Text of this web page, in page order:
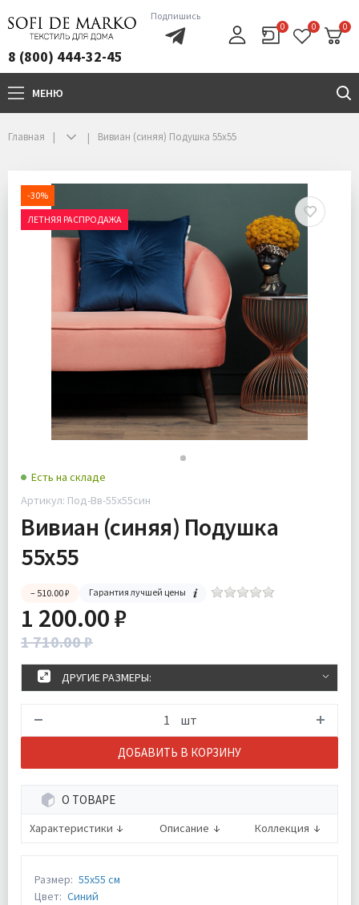
8 (800) 444-32-45
Подпишись
0 0 0
МЕНЮ
Главная Вивиан (синяя) Подушка 55х55
-30%
ЛЕТНЯЯ РАСПРОДАЖА
Есть на складе
Артикул: Под-Вв-55х55син
Вивиан (синяя) Подушка
55х55
– 510.00 ₽ Гарантия лучшей цены
1 200.00 ₽
1 710.00 ₽
ДРУГИЕ РАЗМЕРЫ:
шт
ДОБАВИТЬ В КОРЗИНУ
О ТОВАРЕ
Характеристики Описание Коллекция
Размер: 55х55 см
Цвет: Синий